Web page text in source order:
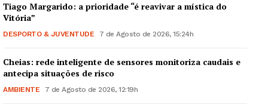
Tiago Margarido: a prioridade “é reavivar a mística do
Vitória”
DESPORTO & JUVENTUDE 7 de Agosto de 2026, 15:24h
Cheias: rede inteligente de sensores monitoriza caudais e
antecipa situações de risco
AMBIENTE 7 de Agosto de 2026, 12:19h